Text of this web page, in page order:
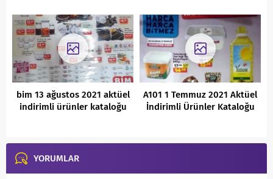
bim 13 ağustos 2021 aktüel
indirimli ürünler kataloğu
A101 1 Temmuz 2021 Aktüel
İndirimli Ürünler Kataloğu
YORUMLAR